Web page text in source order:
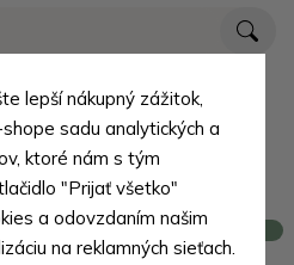
zipsovej
na karty
lepší nákupný zážitok,
sadu analytických a
ktoré nám s tým
"Prijať všetko"
a odovzdaním našim
na reklamných sieťach.